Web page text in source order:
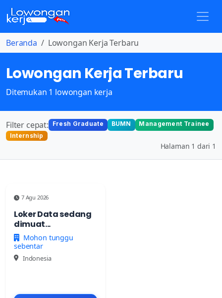
Beranda Lowongan Kerja Terbaru
Lowongan Kerja Terbaru
Ditemukan 1 lowongan kerja
Filter cepat: Fresh Graduate BUMN
Management Trainee
Internship
Halaman 1 dari 1
7 Agu 2026
Loker Data sedang
dimuat...
Mohon tunggu
sebentar
Indonesia